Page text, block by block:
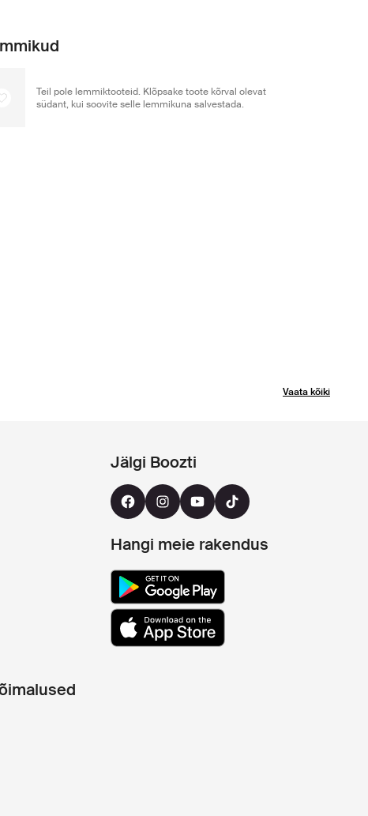
Teil pole lemmiktooteid. Klõpsake toote kõrval olevat
südant, kui soovite selle lemmikuna salvestada.
Vaata kõiki
Jälgi Boozti
Hangi meie rakendus